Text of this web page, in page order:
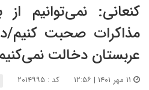
کنعانی: نمی‌توانیم
مذاکرات صحبت کنیم/
عربستان دخالت
کد : ۲۰۱۴۹۹۵